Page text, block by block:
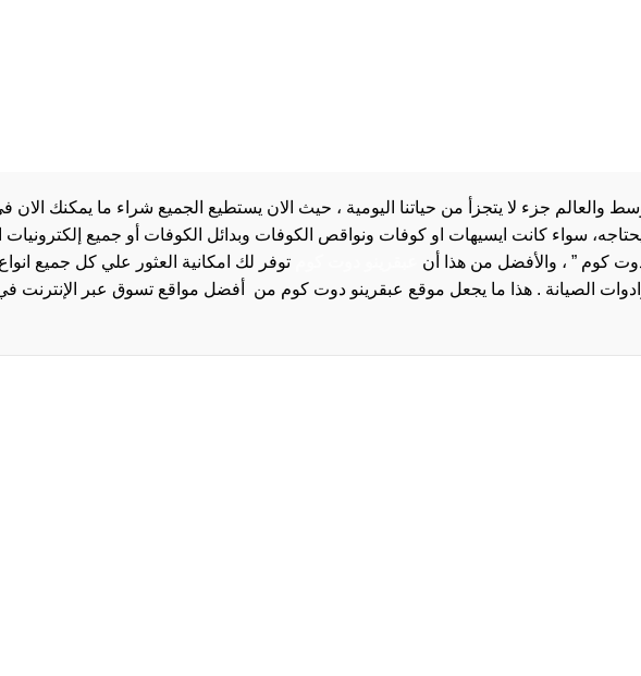
جزء لا يتجزأ من حياتنا اليومية ، حيث الان يستطيع الجميع شراء ما يمكنك الان
سواء كانت ايسيهات او كوفات ونواقص الكوفات وبدائل الكوفات أو جميع إلكترونيات
كوم ” ، والأفضل من هذا أن
توفر لك امكانية العثور علي كل جميع